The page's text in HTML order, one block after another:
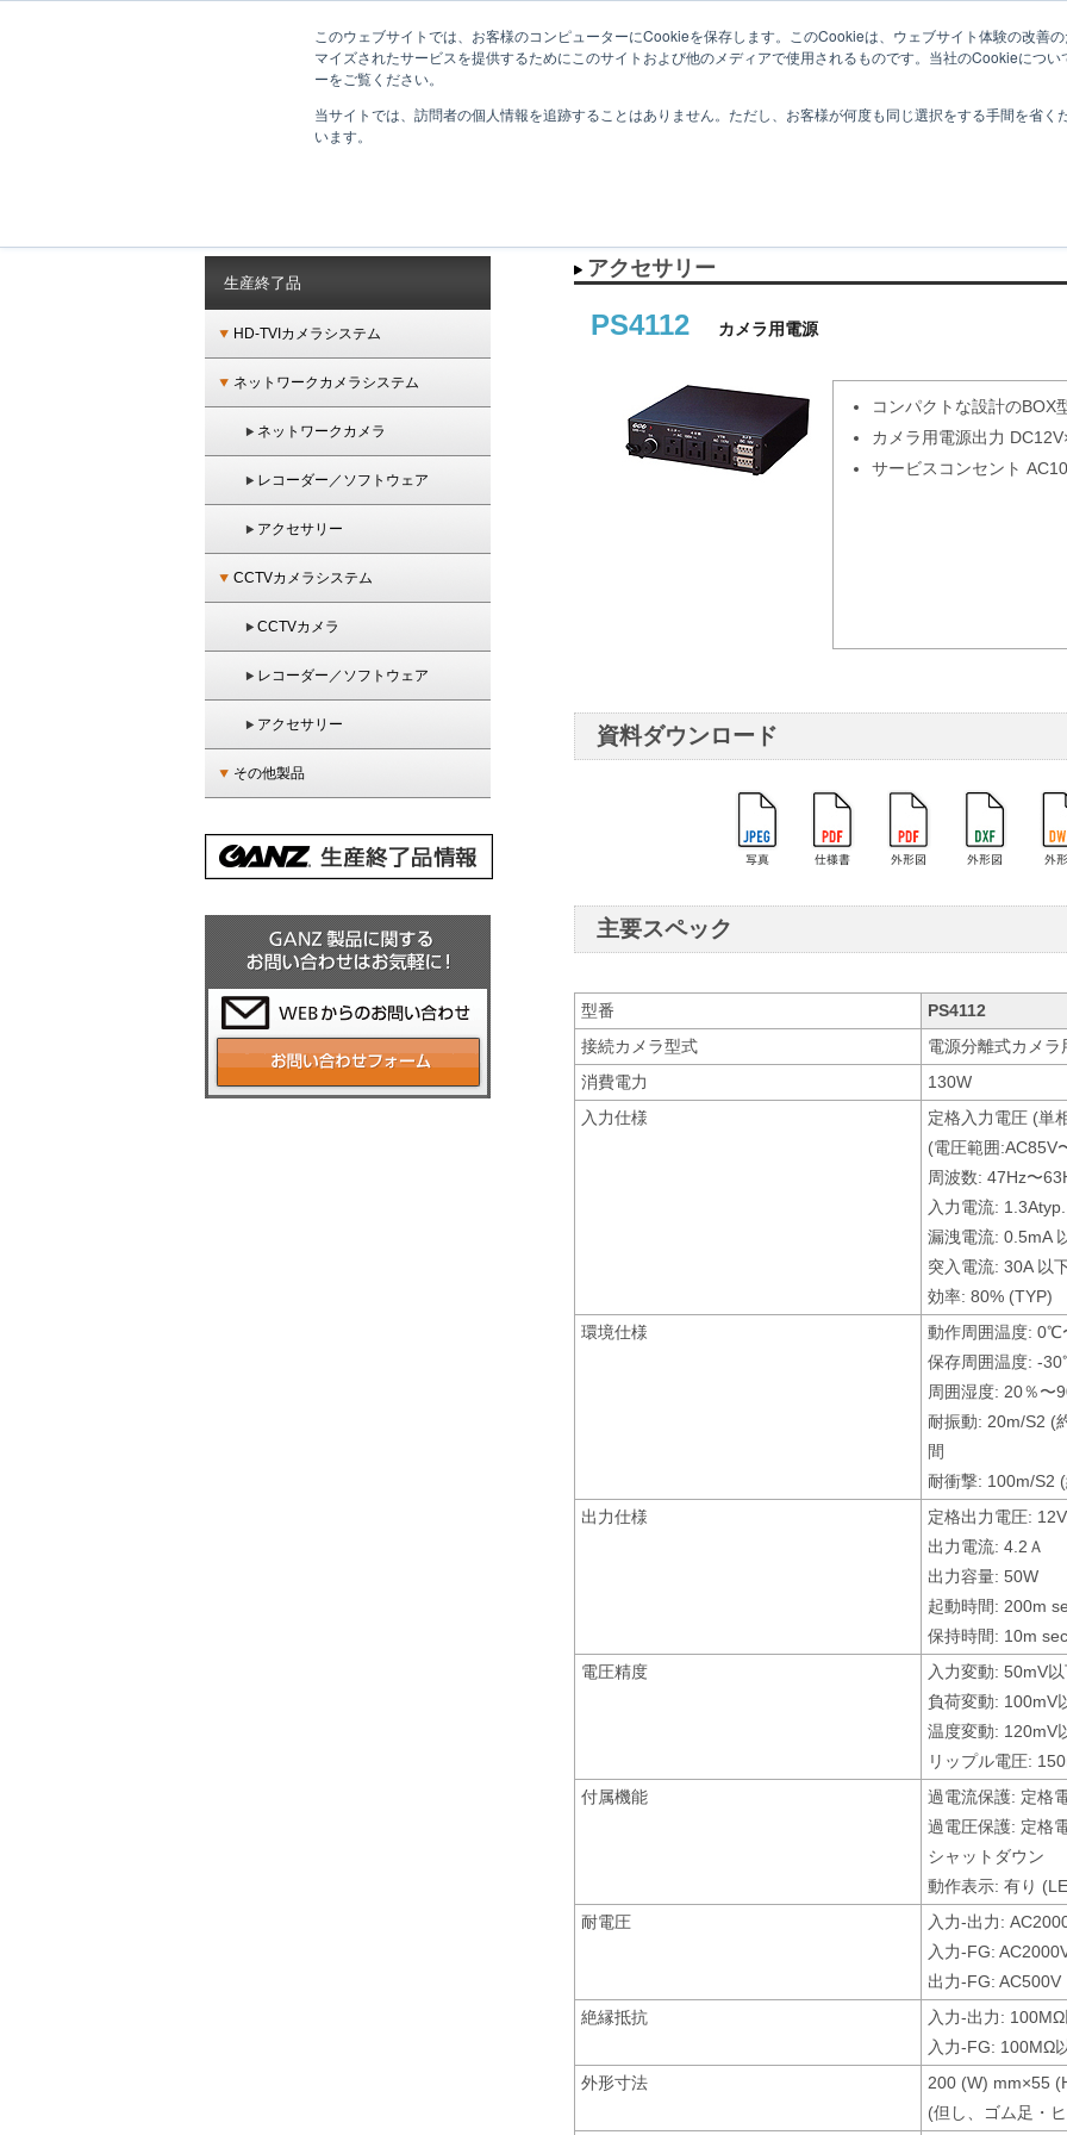
このウェブサイトでは、お客様のコンピューターにCookieを保存します。このCookieは、ウェブサイト体験の改善
マイズされたサービスを提供するためにこのサイトおよび他のメディアで使用されるものです。当社のCookieにつ
ーをご覧ください。
当サイトでは、訪問者の個人情報を追跡することはありません。ただし、お客様が何度も同じ選択をする手間を省
います。
アクセサリー
PS4112 カメラ用電源
コンパクトな設計のBOX
カメラ用電源出力
サービスコンセント
資料ダウンロード
主要スペック
型番
PS4112
接続カメラ型式
電源分離式カメラ
消費電力
130W
入力仕様
定格入力電圧 (単
(電圧範囲:AC85V
周波数: 47Hz〜
入力電流: 1.3Atyp.
漏洩電流: 0.5mA
突入電流: 30A 以
効率: 80% (TYP)
環境仕様
動作周囲温度:
保存周囲温度: -
周囲湿度: 20％〜
耐振動: 20m/S2 (
間
耐衝撃: 100m/S2
出力仕様
定格出力電圧: 12V
出力電流: 4.2Ａ
出力容量: 50W
起動時間: 200m
保持時間: 10m
電圧精度
入力変動: 50mV
負荷変動: 100mV
温度変動: 120mV
リップル電圧:
付属機能
過電流保護: 定格
過電圧保護: 定格
シャットダウン
動作表示: 有り
耐電圧
入力-出力:
入力-FG:
出力-FG:
絶縁抵抗
入力-出力:
入力-FG: 100MΩ
外形寸法
200 (W) mm×55
(但し、ゴム足・
生産終了品
HD-TVIカメラシステム
ネットワークカメラシステム
ネットワークカメラ
レコーダー／ソフトウェア
アクセサリー
CCTVカメラシステム
CCTVカメラ
レコーダー／ソフトウェア
アクセサリー
その他製品